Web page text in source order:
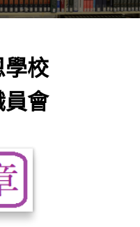
學校
員會